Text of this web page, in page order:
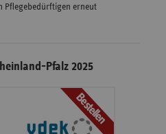
Pflegebedürftigen erneut
Pfalz 2025
Bestellen